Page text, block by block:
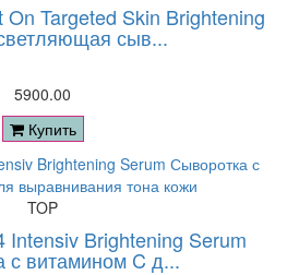
Targeted Skin Brightening
сыв...
5900.00
Купить
TOP
Intensiv Brightening Serum
с витамином C д...